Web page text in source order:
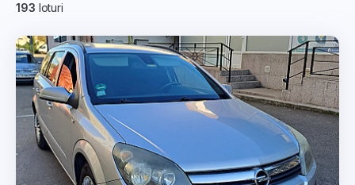
193 loturi